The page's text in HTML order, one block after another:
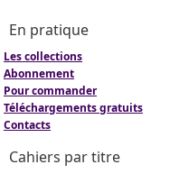
En pratique
Les collections
Abonnement
Pour commander
Téléchargements gratuits
Contacts
Cahiers par titre